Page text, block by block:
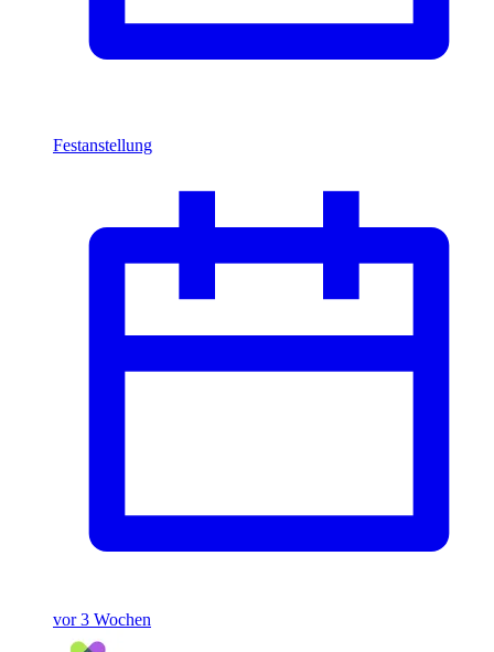
Festanstellung
vor 3 Wochen